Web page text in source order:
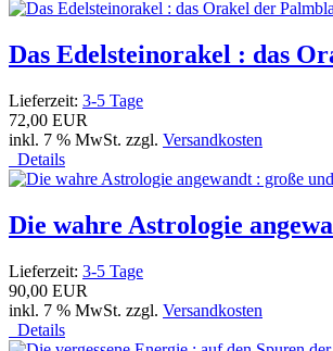
Das Edelsteinorakel : das
Lieferzeit: 3-5 Tage
72,00 EUR
inkl. 7 % MwSt. zzgl. Versandkosten
Details
Die wahre Astrologie
Lieferzeit: 3-5 Tage
90,00 EUR
inkl. 7 % MwSt. zzgl. Versandkosten
Details